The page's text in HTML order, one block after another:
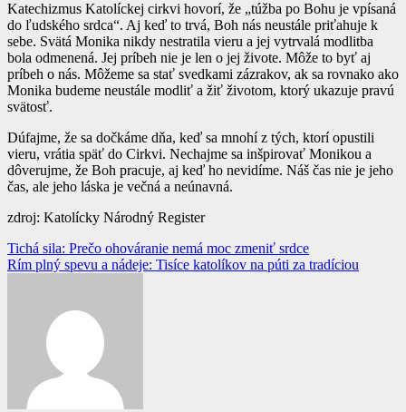
Katechizmus Katolíckej cirkvi hovorí, že „túžba po Bohu je vpísaná
do ľudského srdca“. Aj keď to trvá, Boh nás neustále priťahuje k
sebe. Svätá Monika nikdy nestratila vieru a jej vytrvalá modlitba
bola odmenená. Jej príbeh nie je len o jej živote. Môže to byť aj
príbeh o nás. Môžeme sa stať svedkami zázrakov, ak sa rovnako ako
Monika budeme neustále modliť a žiť životom, ktorý ukazuje pravú
svätosť.
Dúfajme, že sa dočkáme dňa, keď sa mnohí z tých, ktorí opustili
vieru, vrátia späť do Cirkvi. Nechajme sa inšpirovať Monikou a
dôverujme, že Boh pracuje, aj keď ho nevidíme. Náš čas nie je jeho
čas, ale jeho láska je večná a neúnavná.
zdroj: Katolícky Národný Register
Navigácia
v
Tichá sila: Prečo ohováranie nemá moc zmeniť srdce
Rím plný spevu a nádeje: Tisíce katolíkov na púti za tradíciou